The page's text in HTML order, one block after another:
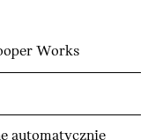
Works
automatycznie